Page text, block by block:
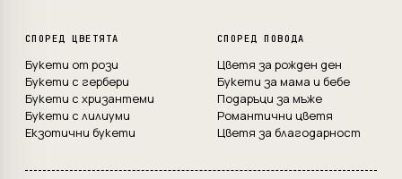
СПОРЕД ЦВЕТЯТА
Букети от рози
Букети с гербери
Букети с хризантеми
Букети с лилиуми
Екзотични букети
СПОРЕД ПОВОДА
Цветя за рожден ден
Букети за мама и бебе
Подаръци за мъже
Романтични цветя
Цветя за благодарност